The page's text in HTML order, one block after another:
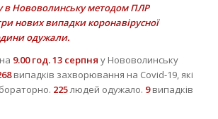
в Нововолинську методом ПЛР
нових випадки коронавірусної
одужали.
9.00 год.13 серпня у Нововолинську
випадків захворювання на Covid-19, які
225 людей одужало. 9випадків